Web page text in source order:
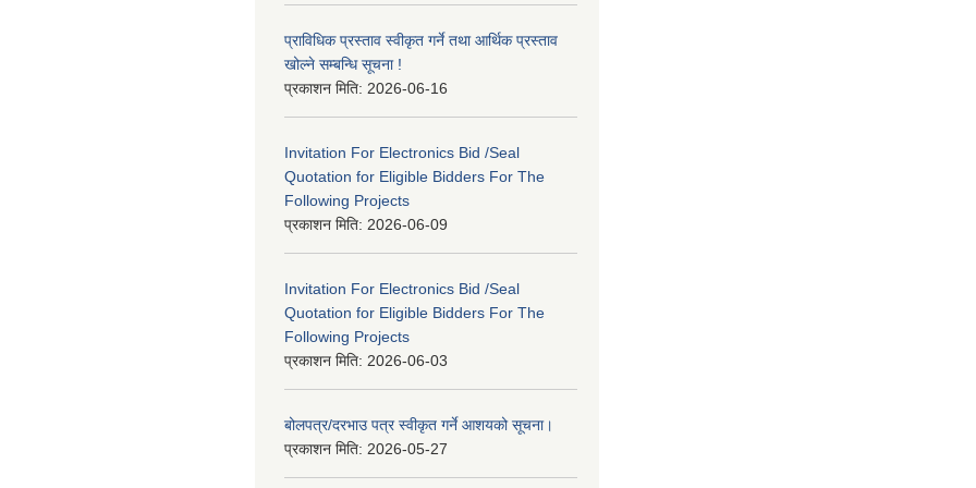
प्राविधिक प्रस्ताव स्वीकृत गर्ने तथा आर्थिक प्रस्ताव
खोल्ने सम्बन्धि सूचना !
प्रकाशन मिति: 2026-06-16
Invitation For Electronics Bid /Seal
Quotation for Eligible Bidders For The
Following Projects
प्रकाशन मिति: 2026-06-09
Invitation For Electronics Bid /Seal
Quotation for Eligible Bidders For The
Following Projects
प्रकाशन मिति: 2026-06-03
बोलपत्र/दरभाउ पत्र स्वीकृत गर्ने आशयको सूचना।
प्रकाशन मिति: 2026-05-27